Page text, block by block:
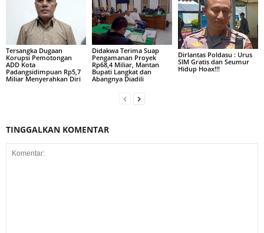
Tersangka Dugaan
Korupsi Pemotongan
ADD Kota
Padangsidimpuan Rp5,7
Miliar Menyerahkan Diri
Didakwa Terima Suap
Pengamanan Proyek
Rp68,4 Miliar, Mantan
Bupati Langkat dan
Abangnya Diadili
Dirlantas Poldasu : Urus
SIM Gratis dan Seumur
Hidup Hoax!!!
TINGGALKAN KOMENTAR